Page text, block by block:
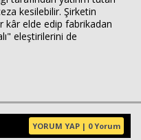
kesilebilir. Şirketin
kâr elde edip fabrikadan
eleştirilerini de
YORUM YAP | 0 Yorum